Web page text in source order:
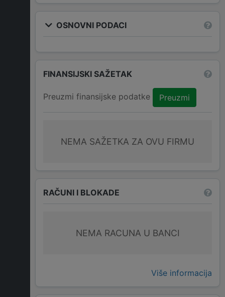
OSNOVNI PODACI
FINANSIJSKI SAŽETAK
Preuzmi finansijske podatke Preuzmi
NEMA SAŽETKA ZA OVU FIRMU
RAČUNI I BLOKADE
NEMA RACUNA U BANCI
Više informacija